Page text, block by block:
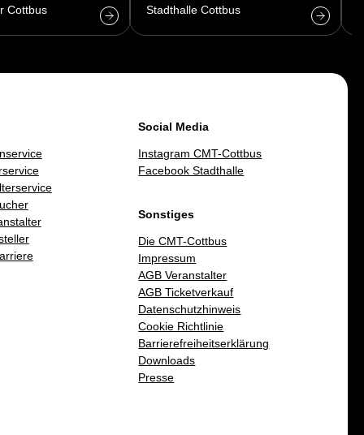
Cottbus
Stadthalle Cottbus
Social Media
Instagram CMT-Cottbus
Facebook Stadthalle
Sonstiges
Die CMT-Cottbus
Impressum
AGB Veranstalter
AGB Ticketverkauf
Datenschutzhinweis
Cookie Richtlinie
Barrierefreiheitserklärung
Downloads
Presse